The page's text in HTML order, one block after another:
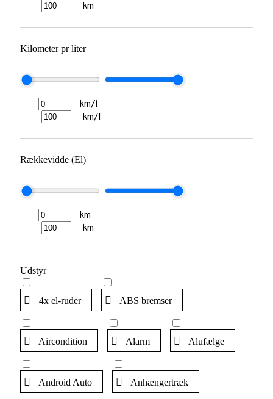
km
Kilometer pr liter
km/l
km/l
Rækkevidde (El)
km
km
Udstyr
4x el-ruder ABS bremser
Aircondition Alarm Alufælge
Android Auto Anhængertræk